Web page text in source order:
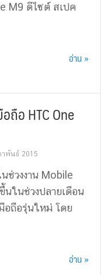
M9 ดีไซต์ สเปค
อ่าน »
ถือ HTC One
าพันธ์ 2015
ช่วงงาน Mobile
นในช่วงปลายเดือน
อถือรุ่นใหม่ โดย
อ่าน »